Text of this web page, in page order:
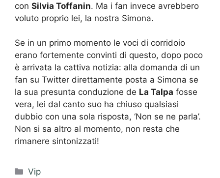
con Silvia Toffanin. Ma i fan invece avrebbero
voluto proprio lei, la nostra Simona.
Se in un primo momento le voci di corridoio
erano fortemente convinti di questo, dopo poco
è arrivata la cattiva notizia: alla domanda di un
fan su Twitter direttamente posta a Simona se
la sua presunta conduzione de La Talpa fosse
vera, lei dal canto suo ha chiuso qualsiasi
dubbio con una sola risposta, ‘Non se ne parla’.
Non si sa altro al momento, non resta che
rimanere sintonizzati!
Categorie
Vip